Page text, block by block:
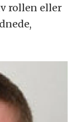
rollen eller